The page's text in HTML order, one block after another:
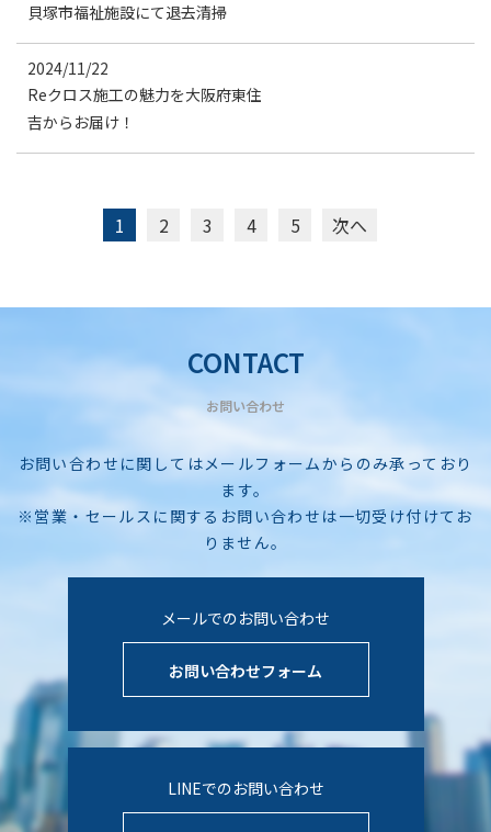
貝塚市福祉施設にて退去清掃
2024/11/22
Reクロス施工の魅力を大阪府東住
吉からお届け！
1 2 3 4 5 次へ
CONTACT
お問い合わせ
お問い合わせに関してはメールフォームからのみ承っており
ます。
※営業・セールスに関するお問い合わせは一切受け付けてお
りません。
メールでのお問い合わせ
お問い合わせフォーム
LINEでのお問い合わせ